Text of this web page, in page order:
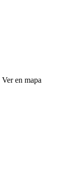
Ver en mapa